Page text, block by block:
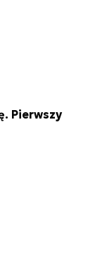
Pierwszy